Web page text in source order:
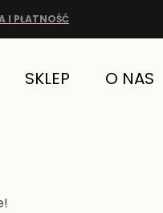
I PŁATNOŚĆ
SKLEP O NAS